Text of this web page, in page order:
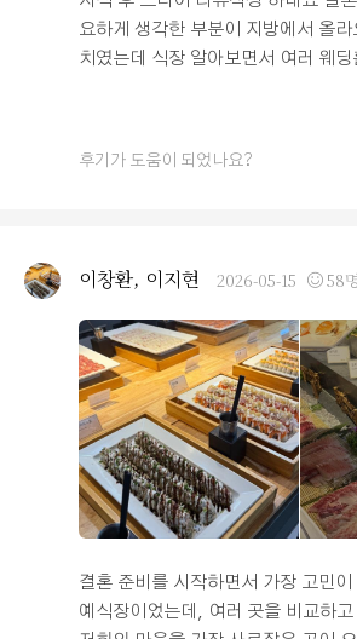
아쉬운 메뉴 없이 편하게 잘 먹었고,
쪽이 특히 신선하고 맛있어서 기억
식사 부분은 만족하시겠다는 생각
됐습니다. 한가지 아쉬웠던 것은 커
데요, 그래도 큰 부분은 아니라서 감
적으로 리뉴얼 후 분위기나 식사 모
요하게 생각한 부분이 지방에서 올라
치였는데 식장 알아보면서 여러 웨
다녀봤는데 오펠리스 웨딩홀은 처
적인 분위기와 깔끔한 시설이 인상
방문했을때는 리뉴얼 공사중이었는
않아서 예식에 집중할 수 있는 느낌
실 역시 넓고 사진이 예쁘게 나올거
만족했습니다! 상담 과정에서도 직원분들이 굉장히 친절하
게 응대해주셨고, 예식 진행 방식이
꼼하게 설명해주셔서 신뢰가 갔습니
유도하는 분위기가 아니라 예비부부
안내해주시는 점이 좋았습니다. 특
연회장 이용 동선 등에 대한 설명을
편함 없이 이용할 수 있겠다는 생각
종 계약까지 진행하게 되었습니다. 이후 진행한 시식에서
도 기대 이상으로 만족도가 높았습니
후기가 도움이 되었나요?
이창환, 이지현 2026-05-15 58
결혼 준비를 시작하면서 가장 고민
예식장이었는데, 여러 곳을 비교하고